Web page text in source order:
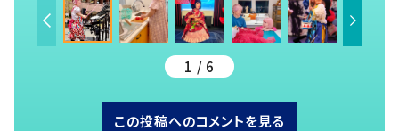
1 / 6
この投稿へのコメントを見る